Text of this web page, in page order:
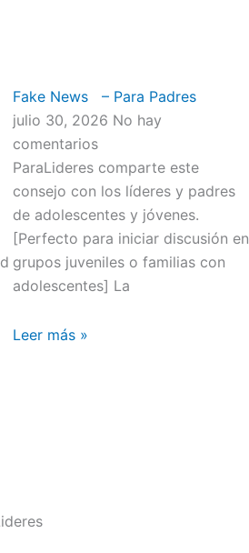
Fake News – Para Padres
julio 30, 2026 No hay
comentarios
ParaLideres comparte este
consejo con los líderes y padres
de adolescentes y jóvenes.
[Perfecto para iniciar discusión en
grupos juveniles o familias con
adolescentes] La
Leer más »